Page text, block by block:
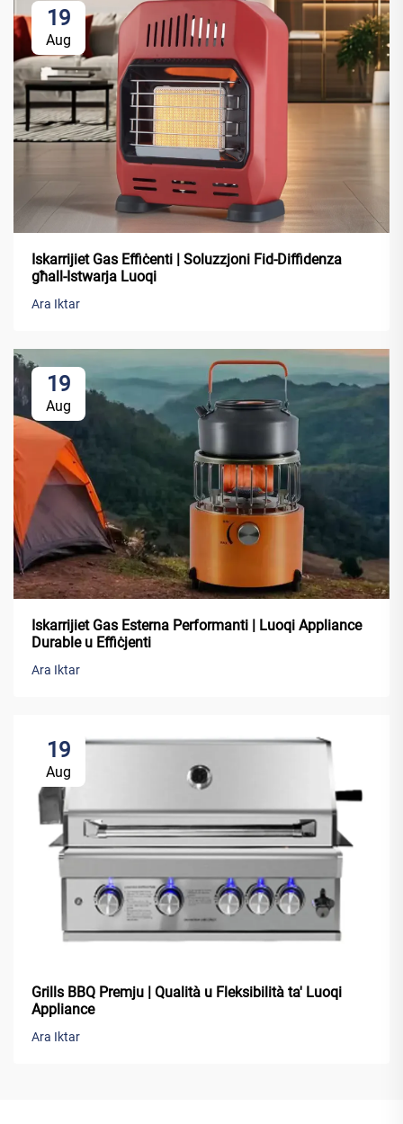
19
Aug
Iskarrijiet Gas Effiċenti | Soluzzjoni Fid-Diffidenza
għall-Istwarja Luoqi
Ara Iktar
19
Aug
Iskarrijiet Gas Esterna Performanti | Luoqi Appliance
Durable u Effiċjenti
Ara Iktar
19
Aug
Grills BBQ Premju | Qualità u Fleksibilità ta' Luoqi
Appliance
Ara Iktar